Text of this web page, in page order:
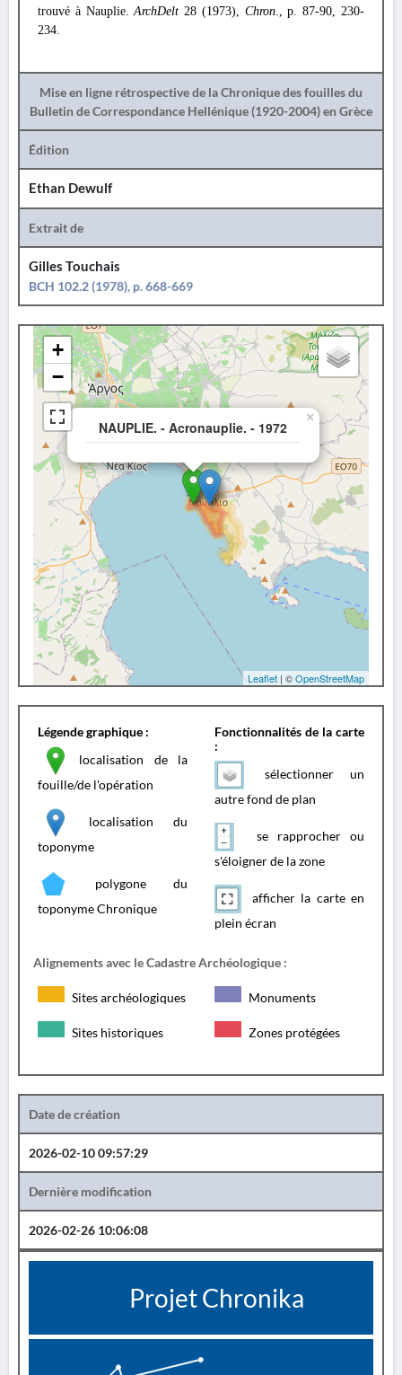
trouvé à Nauplie.ArchDelt28 (1973), Chron., p. 87-90, 230-
234.
Mise en ligne rétrospective de la Chronique des fouilles du
Bulletin de Correspondance Hellénique (1920-2004) en Grèce
Édition
Ethan Dewulf
Extrait de
Gilles Touchais
BCH 102.2 (1978), p. 668-669
NAUPLIE. - Acronauplie. - 1972
×
+
−
Leaflet | ©OpenStreetMap
Légende graphique :
localisation de la
fouille/de l'opération
localisation du
toponyme
polygone du
toponyme Chronique
Fonctionnalités de la carte
:
sélectionner un
autre fond de plan
se rapprocher ou
s'éloigner de la zone
afficher la carte en
plein écran
Alignements avec le Cadastre Archéologique :
Sites archéologiques Monuments
Sites historiques Zones protégées
Date de création
2026-02-10 09:57:29
Dernière modification
2026-02-26 10:06:08
Projet Chronika